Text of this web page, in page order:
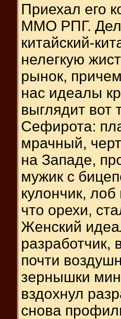
Приехал его
ММО РПГ.
китайский-
нелегкую
рынок,
нас идеалы
выглядит вот
Сефирота:
мрачный,
на Западе,
мужик с
кулончик,
что орехи,
Женский
разработчик,
почти
зернышки
вздохнул
снова